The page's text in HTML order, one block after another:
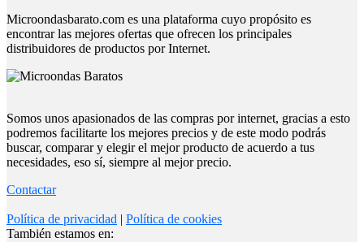
Microondasbarato.com es una plataforma cuyo propósito es
encontrar las mejores ofertas que ofrecen los principales
distribuidores de productos por Internet.
Somos unos apasionados de las compras por internet, gracias a esto
podremos facilitarte los mejores precios y de este modo podrás
buscar, comparar y elegir el mejor producto de acuerdo a tus
necesidades, eso sí, siempre al mejor precio.
Contactar
Política de privacidad | Política de cookies
También estamos en: